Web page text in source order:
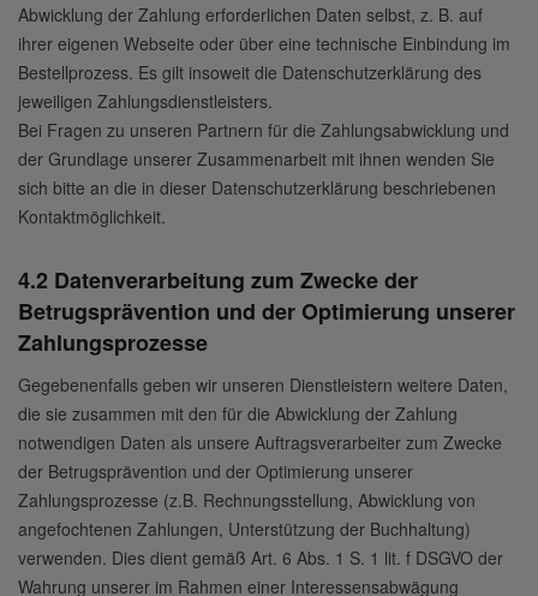
Abwicklung der Zahlung erforderlichen Daten selbst, z. B. auf
ihrer eigenen Webseite oder über eine technische Einbindung im
Bestellprozess. Es gilt insoweit die Datenschutzerklärung des
jeweiligen Zahlungsdienstleisters.
Bei Fragen zu unseren Partnern für die Zahlungsabwicklung und
der Grundlage unserer Zusammenarbeit mit ihnen wenden Sie
sich bitte an die in dieser Datenschutzerklärung beschriebenen
Kontaktmöglichkeit.
4.2 Datenverarbeitung zum Zwecke der
Betrugsprävention und der Optimierung unserer
Zahlungsprozesse
Gegebenenfalls geben wir unseren Dienstleistern weitere Daten,
die sie zusammen mit den für die Abwicklung der Zahlung
notwendigen Daten als unsere Auftragsverarbeiter zum Zwecke
der Betrugsprävention und der Optimierung unserer
Zahlungsprozesse (z.B. Rechnungsstellung, Abwicklung von
angefochtenen Zahlungen, Unterstützung der Buchhaltung)
verwenden. Dies dient gemäß Art. 6 Abs. 1 S. 1 lit. f DSGVO der
Wahrung unserer im Rahmen einer Interessensabwägung